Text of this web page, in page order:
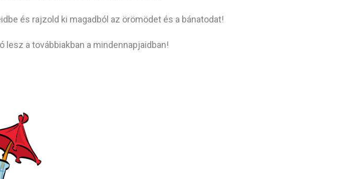
és rajzold ki magadból az örömödet és a bánatodat!
lesz a továbbiakban a mindennapjaidban!